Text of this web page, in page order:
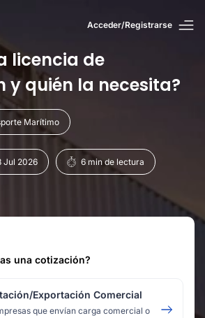
Acceder/Registrarse
licencia de
y quién la necesita?
Marítimo
Jul 2026 6 min de lectura
una cotización?
Exportación Comercial
que envían carga comercial o